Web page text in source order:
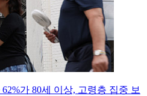
가 80세 이상, 고령층 집중 보